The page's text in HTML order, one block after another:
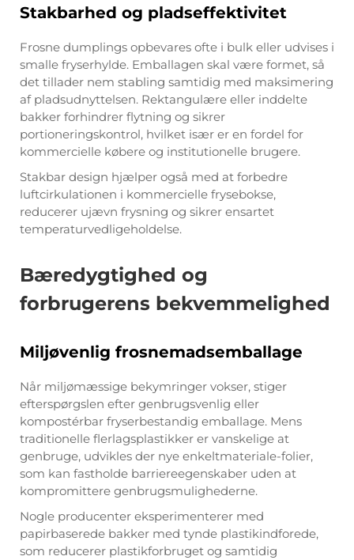
Stakbarhed og pladseffektivitet
Frosne dumplings opbevares ofte i bulk eller udvises i
smalle fryserhylde. Emballagen skal være formet, så
det tillader nem stabling samtidig med maksimering
af pladsudnyttelsen. Rektangulære eller inddelte
bakker forhindrer flytning og sikrer
portioneringskontrol, hvilket især er en fordel for
kommercielle købere og institutionelle brugere.
Stakbar design hjælper også med at forbedre
luftcirkulationen i kommercielle frysebokse,
reducerer ujævn frysning og sikrer ensartet
temperaturvedligeholdelse.
Bæredygtighed og
forbrugerens bekvemmelighed
Miljøvenlig frosnemadsemballage
Når miljømæssige bekymringer vokser, stiger
efterspørgslen efter genbrugsvenlig eller
kompostérbar fryserbestandig emballage. Mens
traditionelle flerlagsplastikker er vanskelige at
genbruge, udvikles der nye enkeltmateriale-folier,
som kan fastholde barriereegenskaber uden at
kompromittere genbrugsmulighederne.
Nogle producenter eksperimenterer med
papirbaserede bakker med tynde plastikindforede,
som reducerer plastikforbruget og samtidig